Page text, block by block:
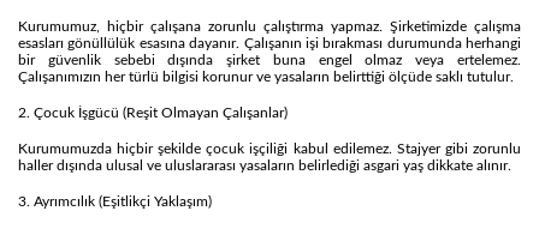
Kurumumuz, hiçbir çalışana zorunlu çalıştırma yapmaz. Şirketimizde çalışma
esasları gönüllülük esasına dayanır. Çalışanın işi bırakması durumunda herhangi
bir güvenlik sebebi dışında şirket buna engel olmaz veya ertelemez.
Çalışanımızın her türlü bilgisi korunur ve yasaların belirttiği ölçüde saklı tutulur.
2. Çocuk İşgücü (Reşit Olmayan Çalışanlar)
Kurumumuzda hiçbir şekilde çocuk işçiliği kabul edilemez. Stajyer gibi zorunlu
haller dışında ulusal ve uluslararası yasaların belirlediği asgari yaş dikkate alınır.
3. Ayrımcılık (Eşitlikçi Yaklaşım)